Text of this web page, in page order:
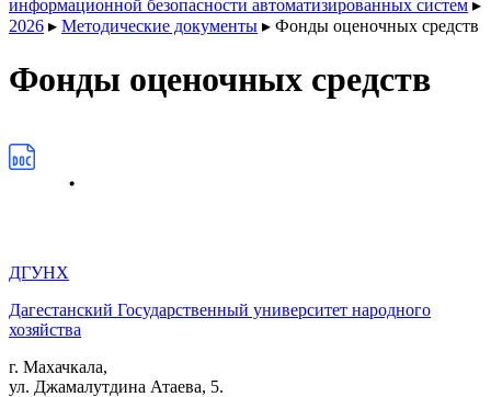
информационной безопасности автоматизированных систем ▸
2026 ▸ Методические документы ▸ Фонды оценочных средств
Фонды оценочных средств
ДГУНХ
Дагестанский Государственный университет народного
хозяйства
г. Махачкала,
ул. Джамалутдина Атаева, 5.